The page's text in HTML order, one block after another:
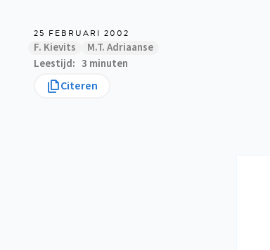
25 FEBRUARI 2002
F. Kievits
M.T. Adriaanse
Leestijd
3 minuten
Citeren